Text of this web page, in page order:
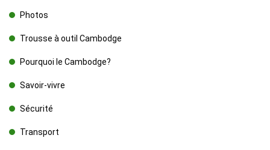
Photos
Trousse à outil Cambodge
Pourquoi le Cambodge?
Savoir-vivre
Sécurité
Transport